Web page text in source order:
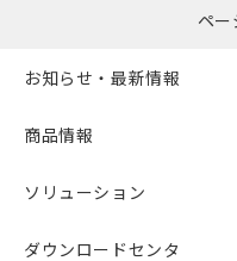
ペー
お知らせ・最新情報
商品情報
ソリューション
ダウンロードセンタ